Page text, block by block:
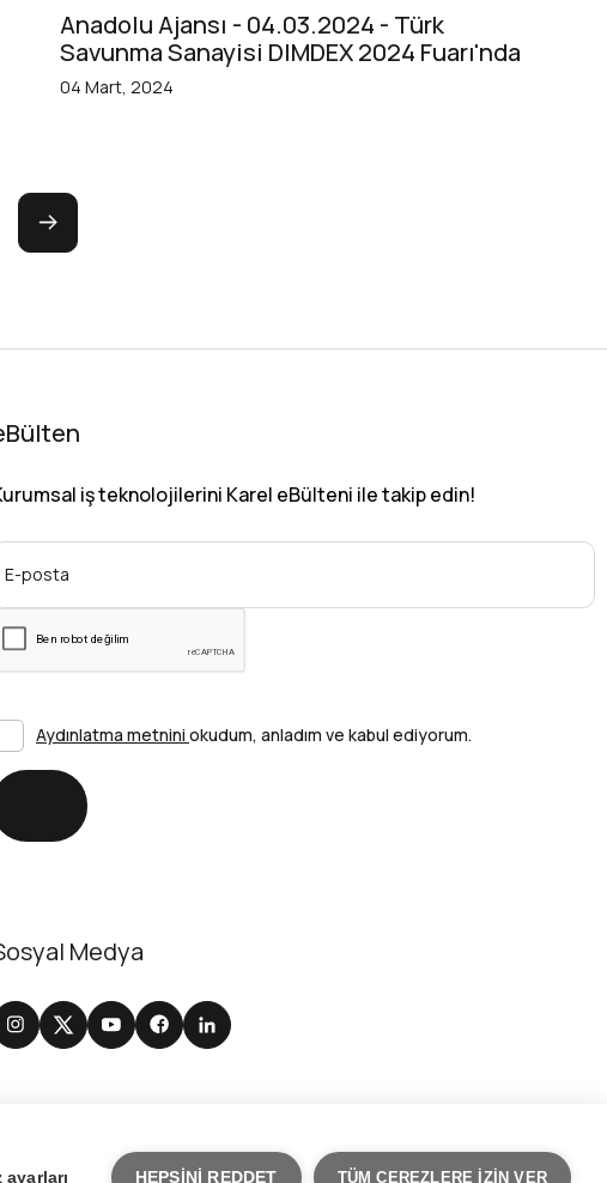
Anadolu Ajansı - 04.03.2024 - Türk
Savunma Sanayisi DIMDEX 2024 Fuarı'nda
04 Mart, 2024
iş teknolojilerini Karel eBülteni ile takip edin!
Aydınlatma metnini okudum, anladım ve kabul ediyorum.
Gönder
Medya
Site Kullanım Şartları
ayarları HEPSINI REDDET TÜM ÇEREZLERE IZIN VER